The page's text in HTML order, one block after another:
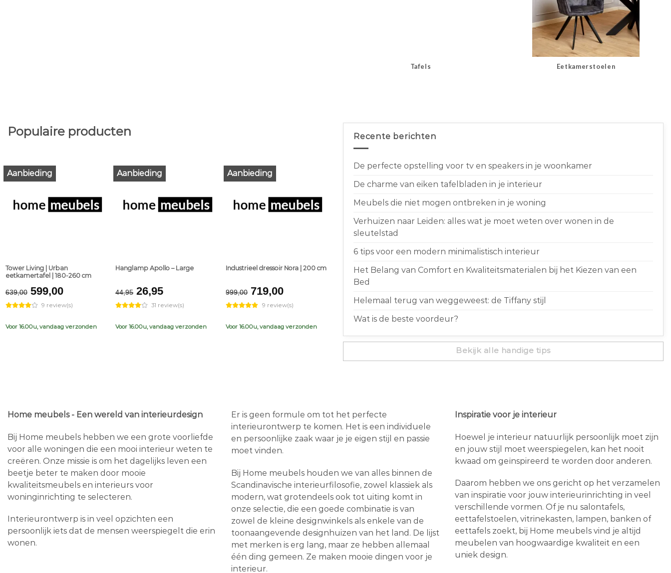
Tafels Eetkamerstoelen
Populaire producten
Aanbieding
Tower Living | Urban
eetkamertafel | 180-260 cm
639,00 Original
price
was:
€639,00.
599,00Current
price
is:
€599,00.
9 review(s)
Voor 16.00u, vandaag verzonden
Aanbieding
Hanglamp Apollo – Large
44,95 Original
price
was:
€44,95.
26,95Current
price
is:
€26,95.
31 review(s)
Voor 16.00u, vandaag verzonden
Aanbieding
Industrieel dressoir Nora | 200 cm
999,00 Original
price
was:
€999,00.
719,00Current
price
is:
€719,00.
9 review(s)
Voor 16.00u, vandaag verzonden
Recente berichten
De perfecte opstelling voor tv en speakers in je woonkamer
De charme van eiken tafelbladen in je interieur
Meubels die niet mogen ontbreken in je woning
Verhuizen naar Leiden: alles wat je moet weten over wonen in de
sleutelstad
6 tips voor een modern minimalistisch interieur
Het Belang van Comfort en Kwaliteitsmaterialen bij het Kiezen van een
Bed
Helemaal terug van weggeweest: de Tiffany stijl
Wat is de beste voordeur?
Bekijk alle handige tips
Home meubels - Een wereld van interieurdesign
Bij Home meubels hebben we een grote voorliefde
voor alle woningen die een mooi interieur weten te
creëren. Onze missie is om het dagelijks leven een
beetje beter te maken door mooie
kwaliteitsmeubels en interieurs voor
woninginrichting te selecteren.
Interieurontwerp is in veel opzichten een
persoonlijk iets dat de mensen weerspiegelt die erin
wonen.
Er is geen formule om tot het perfecte
interieurontwerp te komen. Het is een individuele
en persoonlijke zaak waar je je eigen stijl en passie
moet vinden.
Bij Home meubels houden we van alles binnen de
Scandinavische interieurfilosofie, zowel klassiek als
modern, wat grotendeels ook tot uiting komt in
onze selectie, die een goede combinatie is van
zowel de kleine designwinkels als enkele van de
toonaangevende designhuizen van het land. De lijst
met merken is erg lang, maar ze hebben allemaal
één ding gemeen. Ze maken mooie dingen voor je
interieur.
Inspiratie voor je interieur
Hoewel je interieur natuurlijk persoonlijk moet zijn
en jouw stijl moet weerspiegelen, kan het nooit
kwaad om geïnspireerd te worden door anderen.
Daarom hebben we ons gericht op het verzamelen
van inspiratie voor jouw interieurinrichting in veel
verschillende vormen. Of je nu salontafels,
eettafelstoelen, vitrinekasten, lampen, banken of
eettafels zoekt, bij Home meubels vind je altijd
meubelen van hoogwaardige kwaliteit en een
uniek design.